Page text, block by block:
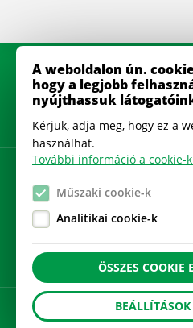
honlapot
Gyakran
Cookie
A weboldalon ún.
hogy a legjobb
nyújthassuk
Kérjük, adja meg, hogy ez a
használhat.
További információ a cookie-
Műszaki cookie-k
Analitikai cookie-k
BEÁLLÍTÁSOK
ÖSSZES COOKIE